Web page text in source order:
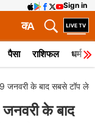
Sign in
A
क
पैसा राशिफल धर्म
9 जनवरी के बाद सबसे टॉप
जनवरी के बाद